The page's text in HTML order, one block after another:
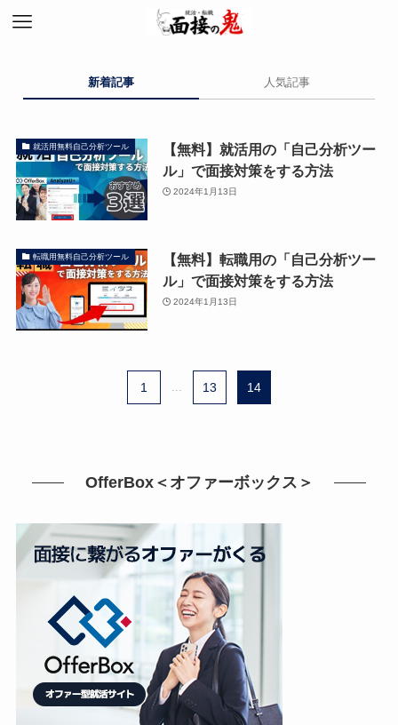
新着記事 人気記事
就活用無料自己分析ツール
【無料】就活用の「自己分析ツー
ル」で面接対策をする方法
2024年1月13日
転職用無料自己分析ツール
【無料】転職用の「自己分析ツー
ル」で面接対策をする方法
2024年1月13日
1 13 14
OfferBox＜オファーボックス＞